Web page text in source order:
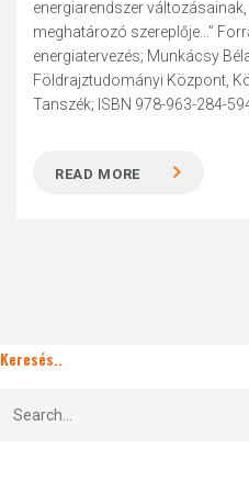
energiarendszer
meghatározó szereplője...”
energiatervezés; Munkácsy
Földrajztudományi Központ,
Tanszék; ISBN 978-963-284-
READ MORE
Keresés..